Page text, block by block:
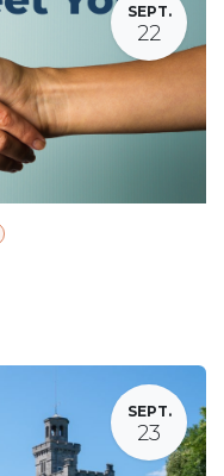
SEPT.
22
SEPT.
23